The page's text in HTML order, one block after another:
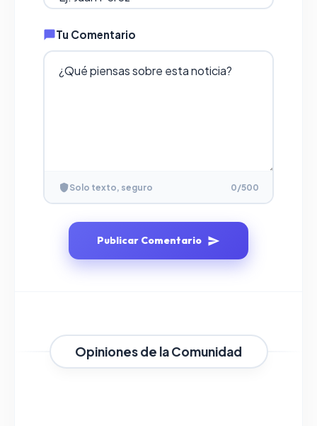
Tu Comentario
Solo texto, seguro 0/500
Publicar Comentario
Opiniones de la Comunidad